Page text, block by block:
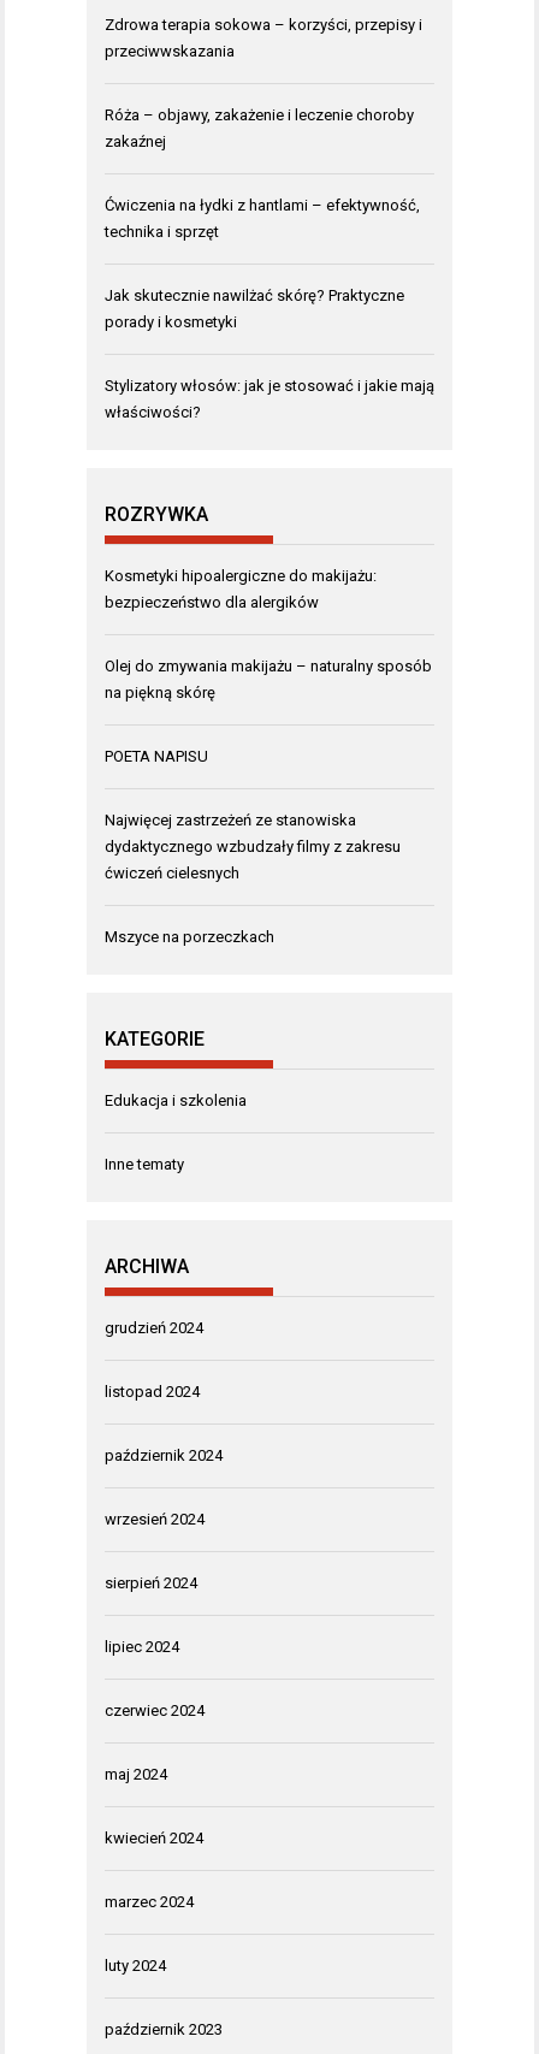
Zdrowa terapia sokowa – korzyści, przepisy i
przeciwwskazania
Róża – objawy, zakażenie i leczenie choroby
zakaźnej
Ćwiczenia na łydki z hantlami – efektywność,
technika i sprzęt
Jak skutecznie nawilżać skórę? Praktyczne
porady i kosmetyki
Stylizatory włosów: jak je stosować i jakie mają
właściwości?
ROZRYWKA
Kosmetyki hipoalergiczne do makijażu:
bezpieczeństwo dla alergików
Olej do zmywania makijażu – naturalny sposób
na piękną skórę
POETA NAPISU
Najwięcej zastrzeżeń ze stanowiska
dydaktycznego wzbudzały filmy z zakresu
ćwiczeń cielesnych
Mszyce na porzeczkach
KATEGORIE
Edukacja i szkolenia
Inne tematy
ARCHIWA
grudzień 2024
listopad 2024
październik 2024
wrzesień 2024
sierpień 2024
lipiec 2024
czerwiec 2024
maj 2024
kwiecień 2024
marzec 2024
luty 2024
październik 2023